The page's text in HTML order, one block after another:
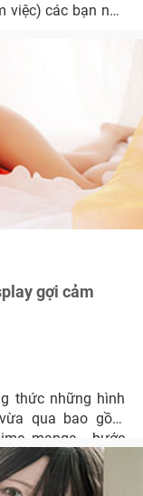
các bạn nên
gợi cảm
thức những hình
qua bao gồm
manga... bước